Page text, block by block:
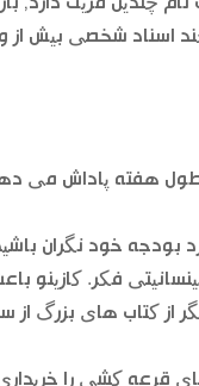
هفته پاداش می
بودجه خود نگران
از کتاب های بزرگ از
قرعه کشی را